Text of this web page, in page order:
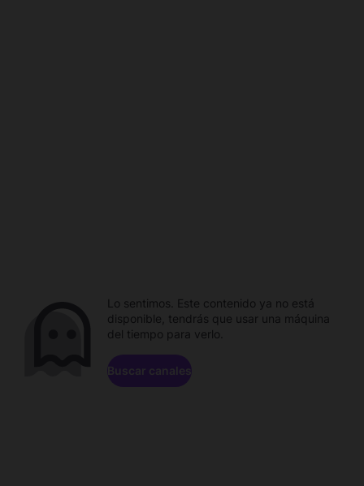
Lo sentimos. Este contenido ya no está
disponible, tendrás que usar una máquina
del tiempo para verlo.
Buscar canales